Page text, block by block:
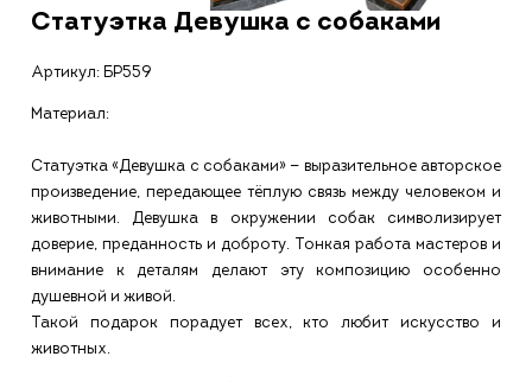
Статуэтка Девушка с собаками
Артикул: БР559
Материал:
Статуэтка «Девушка с собаками» — выразительное авторское
произведение, передающее тёплую связь между человеком и
животными. Девушка в окружении собак символизирует
доверие, преданность и доброту. Тонкая работа мастеров и
внимание к деталям делают эту композицию особенно
душевной и живой.
Такой подарок порадует всех, кто любит искусство и
животных.